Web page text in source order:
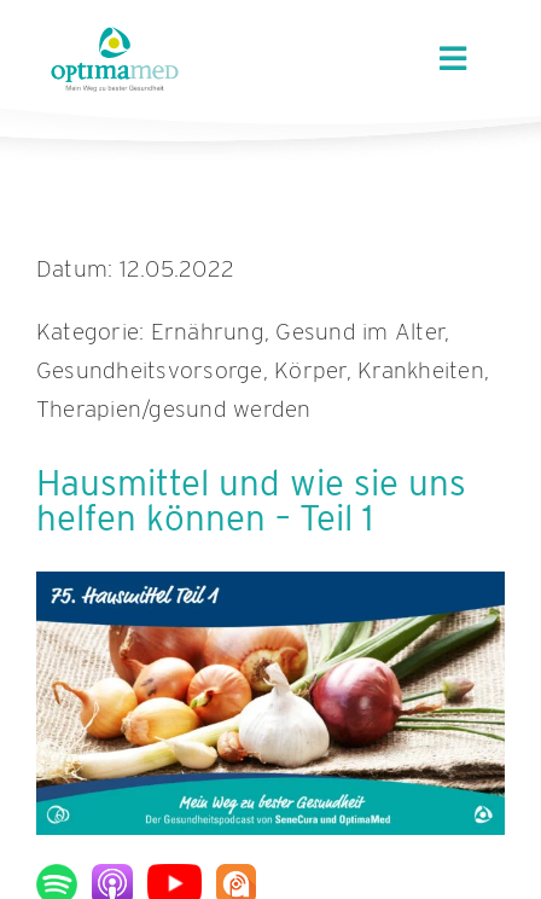
content
Toggle
ANGEBOTE
AKTUELLES
KONTAKT
Datum: 12.05.2022
Kategorie: Ernährung, Gesund im Alter,
Gesundheitsvorsorge, Körper, Krankheiten,
Therapien/gesund werden
Hausmittel und wie sie uns
helfen können – Teil 1